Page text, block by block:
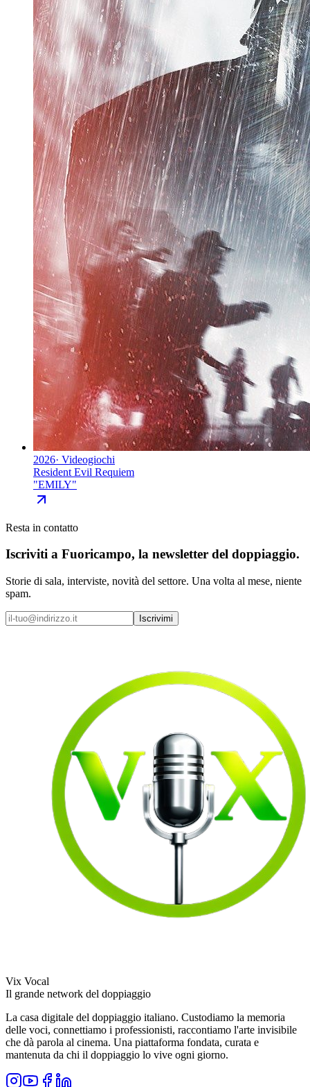
2026· Videogiochi
Resident Evil Requiem
"EMILY"
Resta in contatto
Iscriviti a Fuoricampo, la newsletter del doppiaggio.
Storie di sala, interviste, novità del settore. Una volta al mese, niente
spam.
Iscrivimi
Vix Vocal
Il grande network del doppiaggio
La casa digitale del doppiaggio italiano. Custodiamo la memoria
delle voci, connettiamo i professionisti, raccontiamo l'arte invisibile
che dà parola al cinema. Una piattaforma fondata, curata e
mantenuta da chi il doppiaggio lo vive ogni giorno.